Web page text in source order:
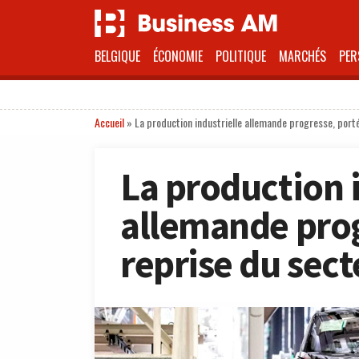
BELGIQUE ÉCONOMIE POLITIQUE MARCHÉS
Accueil» La production industrielle allemande progresse,
La
allemande
reprise du